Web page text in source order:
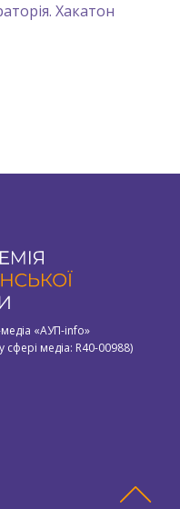
Хакатон
«АУП-info»
у сфері медіа: R40-00988)